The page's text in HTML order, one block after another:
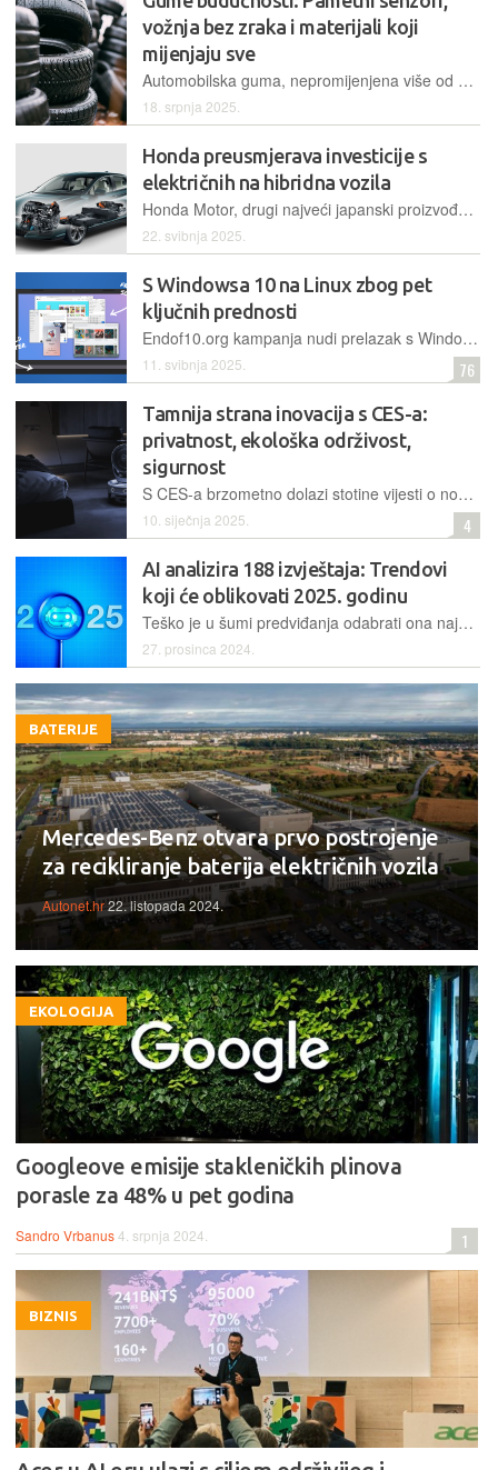
vožnja bez zraka i materijali koji
mijenjaju sve
Automobilska guma, nepromijenjena više od stoljeća, prolazi kroz transformaciju
18. srpnja 2025.
Honda preusmjerava investicije s
električnih na hibridna vozila
Honda Motor, drugi najveći japanski proizvođač automobila, smanjuje ulaganja u električna vozila i preusmjerava fokus na hibridna vozila zbog globalnog usporavanja potražnje za električnim modelima.
22. svibnja 2025.
S Windowsa 10 na Linux zbog pet
ključnih prednosti
Endof10.org kampanja nudi prelazak s Windowsa 10 na Linux zbog pet ključnih prednosti: financijske uštede, zaštite privatnosti, ekološke odgovornosti, dostupnosti lokalne podrške i veće kontrole nad uređajem, sve u cilju produljenja životnog vijeka računala nakon isteka podrške...
11. svibnja 2025. 76
Tamnija strana inovacija s CES-a:
privatnost, ekološka održivost,
sigurnost
S CES-a brzometno dolazi stotine vijesti o novim proizvodima i izumima i mnogi su doista potrebni tržištu. Većina ih se hvali, ali među njima ima onih koji zaslužuju kritike...
10. siječnja 2025. 4
AI analizira 188 izvještaja: Trendovi
koji će oblikovati 2025. godinu
Teško je u šumi predviđanja odabrati ona najvažnija pa je magazin Fast Company, koristeći alat NotebookLM, dao umjetnoj inteligenciji da prebire po 188 izvještaja iz različitih sektora i sažme predviđanja za 2025. godinu
27. prosinca 2024.
BATERIJE
Mercedes-Benz otvara prvo postrojenje
za recikliranje baterija električnih vozila
Autonet.hr22. listopada 2024.
EKOLOGIJA
Googleove emisije stakleničkih plinova
porasle za 48% u pet godina
Sandro Vrbanus4. srpnja 2024. 1
BIZNIS